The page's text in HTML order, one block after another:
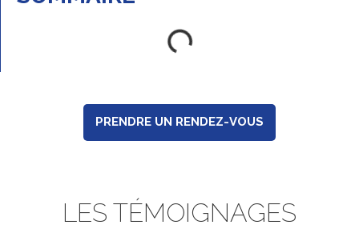
PRENDRE UN RENDEZ-VOUS
LES TÉMOIGNAGES